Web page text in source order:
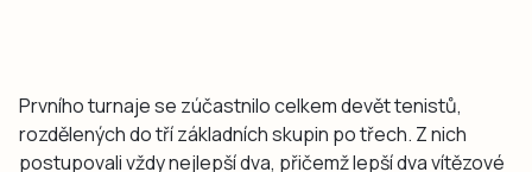
Prvního turnaje se zúčastnilo celkem devět tenistů,
rozdělených do tří základních skupin po třech. Z nich
postupovali vždy nejlepší dva, přičemž lepší dva vítězové